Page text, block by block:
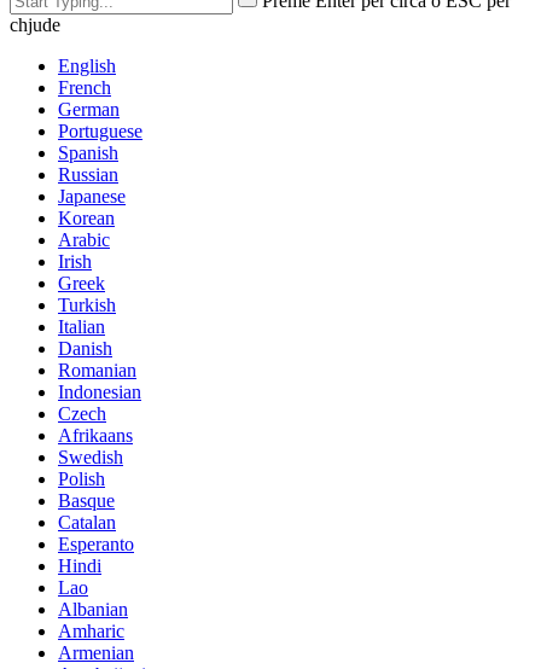
chjude
English
French
German
Portuguese
Spanish
Russian
Japanese
Korean
Arabic
Irish
Greek
Turkish
Italian
Danish
Romanian
Indonesian
Czech
Afrikaans
Swedish
Polish
Basque
Catalan
Esperanto
Hindi
Lao
Albanian
Amharic
Armenian